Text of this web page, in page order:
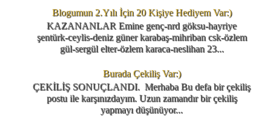
Blogumun 2.Yılı İçin 20 Kişiye Hediyem Var:)
KAZANANLAR Emine genç-nrd göksu-hayriye
şentürk-ceylis-deniz güner karabaş-mihriban csk-özlem
gül-sergül elter-özlem karaca-neslihan 23...
Burada Çekiliş Var:)
ÇEKİLİŞ SONUÇLANDI. Merhaba Bu defa bir çekiliş
postu ile karşınızdayım. Uzun zamandır bir çekiliş
yapmayı düşünüyor...